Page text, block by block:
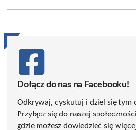
(Twitter)
Dołącz do nas na Facebooku!
Odkrywaj, dyskutuj i dziel się tym
Przyłącz się do naszej
gdzie możesz dowiedzieć się